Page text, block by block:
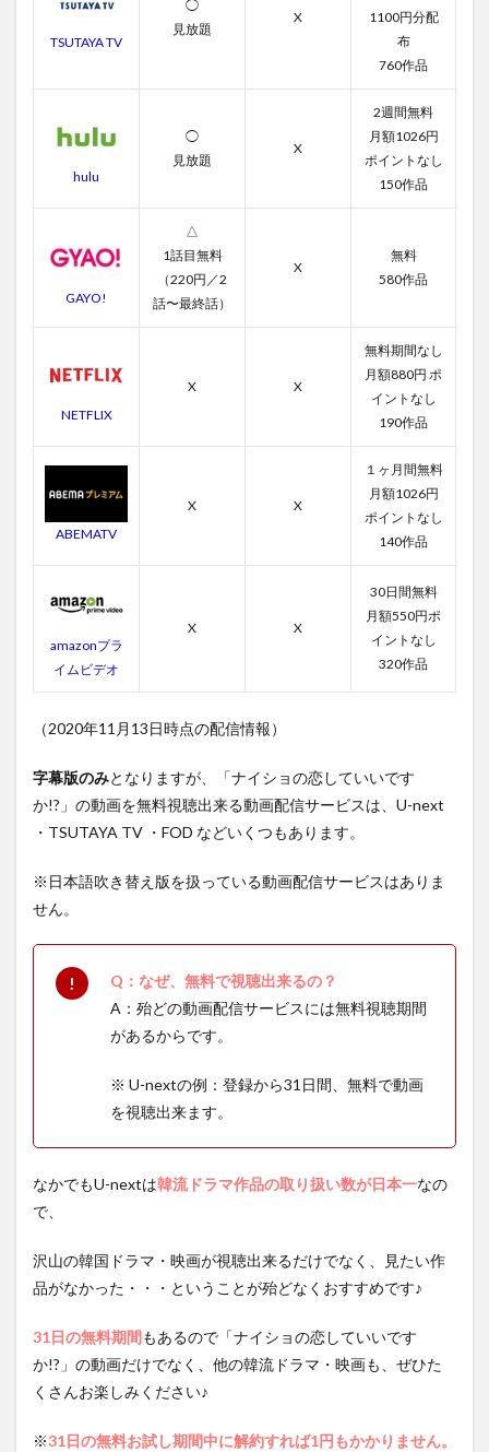
TSUTAYA TV
◯
見放題
X
1100円分配
布
760作品
hulu
◯
見放題
X
2週間無料
月額1026円
ポイントなし
150作品
GAYO!
△
1話目無料
（220円／2
話〜最終話）
X
無料
580作品
NETFLIX
X X
無料期間なし
月額880円 ポ
イントなし
190作品
ABEMATV
X X
１ヶ月間無料
月額1026円
ポイントなし
140作品
amazonプラ
イムビデオ
X X
30日間無料
月額550円ポ
イントなし
320作品
（2020年11月13日時点の配信情報）
字幕版のみとなりますが、「ナイショの恋していいです
か!?」の動画を無料視聴出来る動画配信サービスは、U-next
・TSUTAYA TV ・FOD などいくつもあります。
※日本語吹き替え版を扱っている動画配信サービスはありま
せん。
Q：なぜ、無料で視聴出来るの？
A：殆どの動画配信サービスには無料視聴期間
があるからです。
※ U-nextの例：登録から31日間、無料で動画
を視聴出来ます。
なかでもU-nextは韓流ドラマ作品の取り扱い数が日本一なの
で、
沢山の韓国ドラマ・映画が視聴出来るだけでなく、見たい作
品がなかった・・・ということが殆どなくおすすめです♪
31日の無料期間もあるので「ナイショの恋していいです
か!?」の動画だけでなく、他の韓流ドラマ・映画も、ぜひた
くさんお楽しみください♪
※31日の無料お試し期間中に解約すれば1円もかかりません。